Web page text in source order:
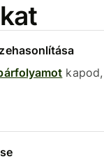
kapod,